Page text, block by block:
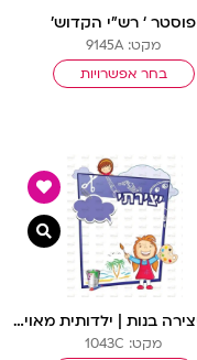
פוסטר ‘ רש”י הקדוש’
מקט: 9145A
בחר אפשרויות
פינת יצירה בנות | ילדותית מאוירת
מקט: 1043C